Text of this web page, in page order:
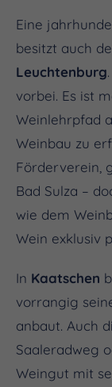
Eine
besitzt auch
Leuchtenburg
vorbei. Es ist
Weinlehrpfad
Weinbau zu
Förderverein,
Bad Sulza –
wie dem
Wein exklusiv
In Kaatschen
vorrangig
anbaut. Auch
Saaleradweg
Weingut mit